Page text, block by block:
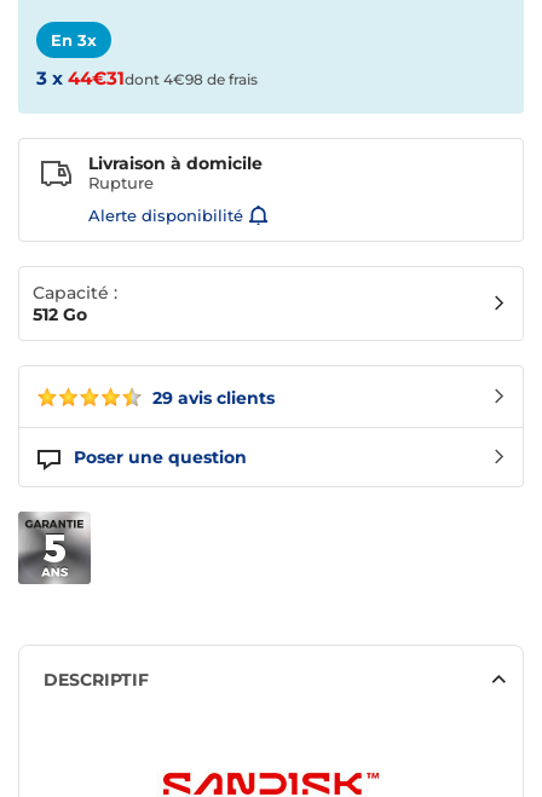
29 avis clients
Poser une question
En 3x
3 x 44€31dont 4€98 de frais
Livraison à domicile
Rupture
Alerte disponibilité
Capacité :
512 Go
DESCRIPTIF